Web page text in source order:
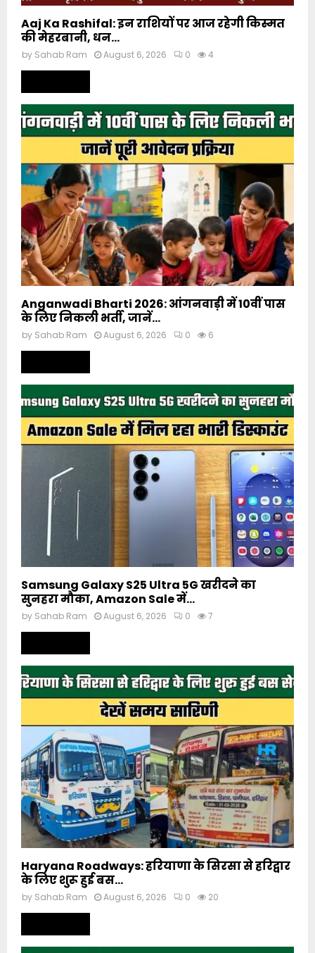
Aaj Ka Rashifal: इन राशियों पर आज रहेगी किस्मत
की मेहरबानी, धन...
by Sahab Ram August 6, 2026 0 4
Anganwadi Bharti 2026: आंगनवाड़ी में 10वीं पास
के लिए निकली भर्ती, जानें...
by Sahab Ram August 6, 2026 0 6
Samsung Galaxy S25 Ultra 5G खरीदने का
सुनहरा मौका, Amazon Sale में...
by Sahab Ram August 6, 2026 0 7
Haryana Roadways: हरियाणा के सिरसा से हरिद्वार
के लिए शुरू हुई बस...
by Sahab Ram August 6, 2026 0 20